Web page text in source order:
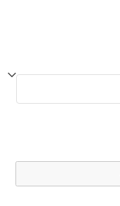
كرتون